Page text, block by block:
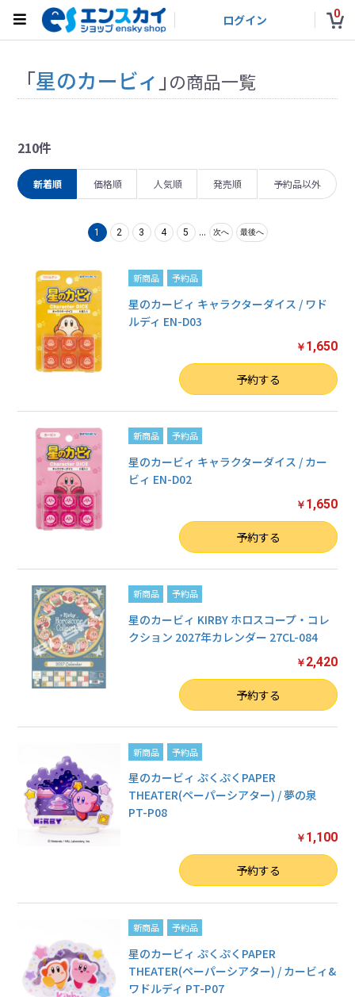
ログイン 0
「星のカービィ 」の商品一覧
210件
新着順 価格順 人気順 発売順 予約品以外
1 2 3 4 5 ... 次へ 最後へ
新商品 予約品
星のカービィ キャラクターダイス / ワド
ルディ EN-D03
￥ 1,650
予約する
新商品 予約品
星のカービィ キャラクターダイス / カー
ビィ EN-D02
￥ 1,650
予約する
新商品 予約品
星のカービィ KIRBY ホロスコープ・コレ
クション 2027年カレンダー 27CL-084
￥ 2,420
予約する
新商品 予約品
星のカービィ ぷくぷくPAPER
THEATER(ペーパーシアター) / 夢の泉
PT-P08
￥ 1,100
予約する
新商品 予約品
星のカービィ ぷくぷくPAPER
THEATER(ペーパーシアター) / カービィ&
ワドルディ PT-P07